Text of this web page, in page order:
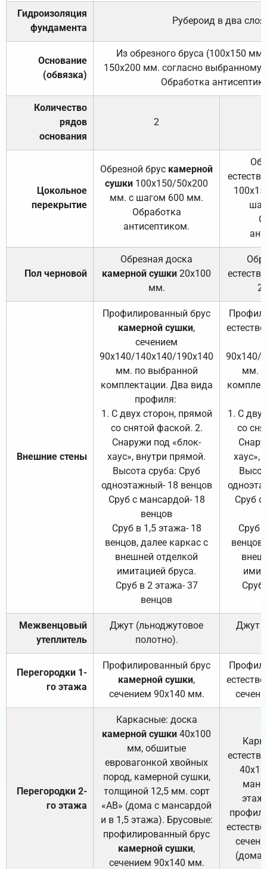
Гидроизоляция
фундамента
Рубероид в два слоя.
Основание
(обвязка)
Из обрезного бруса (100х150
150х200 мм. согласно выбранному
Обработка
Количество
рядов
основания
2
Цокольное
перекрытие
Обрезной брус камерной
сушки 100х150/50х200
мм. с шагом 600 мм.
Обработка
антисептиком.
Пол черновой
Обрезная доска
камерной сушки 20х100
мм.
Внешние стены
Профилированный брус
камерной сушки,
сечением
90х140/140х140/190х140
мм. по выбранной
комплектации. Два вида
профиля:
1. С двух сторон, прямой
со снятой фаской. 2.
Снаружи под «блок-
хаус», внутри прямой.
Высота сруба: Сруб
одноэтажный- 18 венцов
Сруб с мансардой- 18
венцов
Сруб в 1,5 этажа- 18
венцов, далее каркас с
внешней отделкой
имитацией бруса.
Сруб в 2 этажа- 37
венцов
90х140/
мм.
1. С
со
хаус»,
Сруб с
Сруб
Сруб
Межвенцовый
утеплитель
Джут (льноджутовое
полотно).
Джут
Перегородки 1-
го этажа
Профилированный брус
камерной сушки,
сечением 90х140 мм.
Перегородки 2-
го этажа
Каркасные: доска
камерной сушки 40х100
мм, обшитые
евровагонкой хвойных
пород, камерной сушки,
толщиной 12,5 мм. сорт
«АВ» (дома с мансардой
и в 1,5 этажа). Брусовые:
профилированный брус
камерной сушки,
сечением 90х140 мм.
(дома